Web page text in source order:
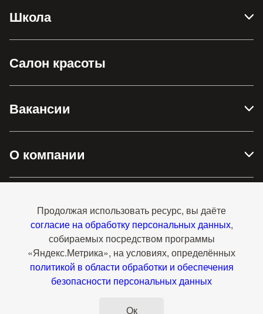
Школа
Салон красоты
Вакансии
О компании
Контакты
Перейти на полную версию
Продолжая использовать ресурс, вы даёте
согласие на обработку персональных данных,
собираемых посредством программы
«Яндекс.Метрика», на условиях, определённых
политикой в области обработки и обеспечения
безопасности персональных данных
Ок